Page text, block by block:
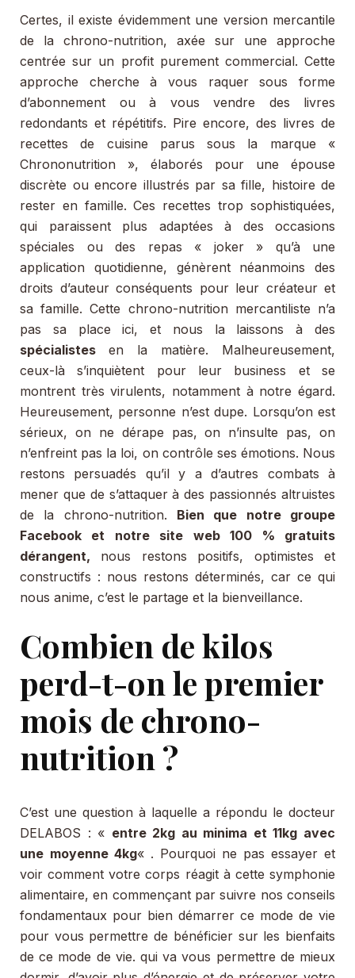
Certes, il existe évidemment une version mercantile
de la chrono-nutrition, axée sur une approche
centrée sur un profit purement commercial. Cette
approche cherche à vous raquer sous forme
d’abonnement ou à vous vendre des livres
redondants et répétitifs. Pire encore, des livres de
recettes de cuisine parus sous la marque «
Chrononutrition », élaborés pour une épouse
discrète ou encore illustrés par sa fille, histoire de
rester en famille. Ces recettes trop sophistiquées,
qui paraissent plus adaptées à des occasions
spéciales ou des repas « joker » qu’à une
application quotidienne, génèrent néanmoins des
droits d’auteur conséquents pour leur créateur et
sa famille. Cette chrono-nutrition mercantiliste n’a
pas sa place ici, et nous la laissons à des
spécialistes en la matière. Malheureusement,
ceux-là s’inquiètent pour leur business et se
montrent très virulents, notamment à notre égard.
Heureusement, personne n’est dupe. Lorsqu’on est
sérieux, on ne dérape pas, on n’insulte pas, on
n’enfreint pas la loi, on contrôle ses émotions. Nous
restons persuadés qu’il y a d’autres combats à
mener que de s’attaquer à des passionnés altruistes
de la chrono-nutrition. Bien que notre groupe
Facebook et notre site web 100 % gratuits
dérangent, nous restons positifs, optimistes et
constructifs : nous restons déterminés, car ce qui
nous anime, c’est le partage et la bienveillance.
Combien de kilos
perd-t-on le premier
mois de chrono-
nutrition ?
C’est une question à laquelle a répondu le docteur
DELABOS : « entre 2kg au minima et 11kg avec
une moyenne 4kg« . Pourquoi ne pas essayer et
voir comment votre corps réagit à cette symphonie
alimentaire, en commençant par suivre nos conseils
fondamentaux pour bien démarrer ce mode de vie
pour vous permettre de bénéficier sur les bienfaits
de ce mode de vie. qui va vous permettre de mieux